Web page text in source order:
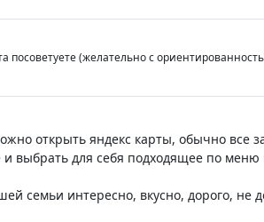
посоветуете (желательно с
открыть яндекс карты, обычно все
выбрать для себя подходящее по меню
семьи интересно, вкусно, дорого, не